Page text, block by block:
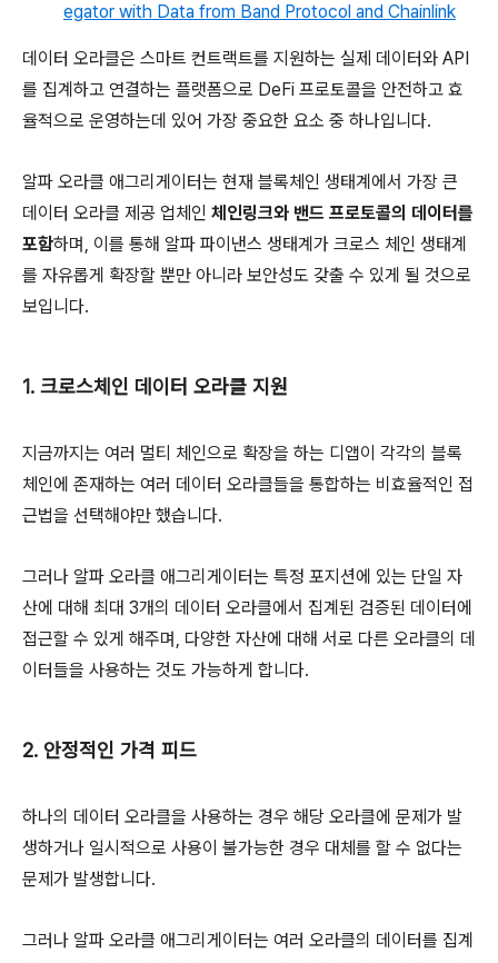
egator with Data from Band Protocol and Chainlink
데이터 오라클은 스마트 컨트랙트를 지원하는 실제 데이터와 API
를 집계하고 연결하는 플랫폼으로 DeFi 프로토콜을 안전하고 효
율적으로 운영하는데 있어 가장 중요한 요소 중 하나입니다.
알파 오라클 애그리게이터는 현재 블록체인 생태계에서 가장 큰
데이터 오라클 제공 업체인 체인링크와 밴드 프로토콜의 데이터를
포함하며, 이를 통해 알파 파이낸스 생태계가 크로스 체인 생태계
를 자유롭게 확장할 뿐만 아니라 보안성도 갖출 수 있게 될 것으로
보입니다.
1. 크로스체인 데이터 오라클 지원
지금까지는 여러 멀티 체인으로 확장을 하는 디앱이 각각의 블록
체인에 존재하는 여러 데이터 오라클들을 통합하는 비효율적인 접
근법을 선택해야만 했습니다.
그러나 알파 오라클 애그리게이터는 특정 포지션에 있는 단일 자
산에 대해 최대 3개의 데이터 오라클에서 집계된 검증된 데이터에
접근할 수 있게 해주며, 다양한 자산에 대해 서로 다른 오라클의 데
이터들을 사용하는 것도 가능하게 합니다.
2. 안정적인 가격 피드
하나의 데이터 오라클을 사용하는 경우 해당 오라클에 문제가 발
생하거나 일시적으로 사용이 불가능한 경우 대체를 할 수 없다는
문제가 발생합니다.
그러나 알파 오라클 애그리게이터는 여러 오라클의 데이터를 집계